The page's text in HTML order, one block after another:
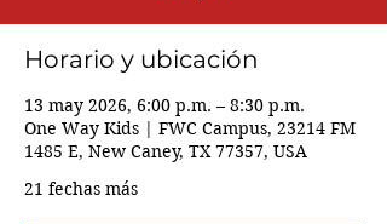
Horario y ubicación
13 may 2026, 6:00 p.m. – 8:30 p.m.
One Way Kids | FWC Campus, 23214 FM
1485 E, New Caney, TX 77357, USA
21 fechas más